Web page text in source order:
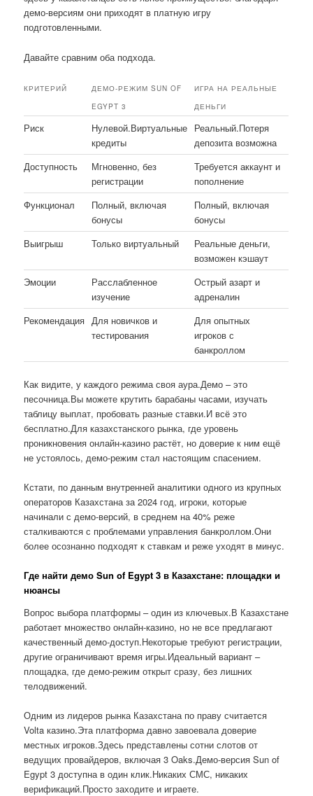
демо-версиям они приходят в платную игру
подготовленными.
Давайте сравним оба подхода.
КРИТЕРИЙ
ДЕМО-РЕЖИМ SUN OF
EGYPT 3
ИГРА НА РЕАЛЬНЫЕ
ДЕНЬГИ
Риск
Нулевой.Виртуальные
кредиты
Реальный.Потеря
депозита возможна
Доступность
Мгновенно, без
регистрации
Требуется аккаунт и
пополнение
Функционал
Полный, включая
бонусы
Полный, включая
бонусы
Выигрыш
Только виртуальный
Реальные деньги,
возможен кэшаут
Эмоции
Расслабленное
изучение
Острый азарт и
адреналин
Рекомендация Для новичков и
тестирования
Для опытных
игроков с
банкроллом
Как видите, у каждого режима своя аура.Демо – это
песочница.Вы можете крутить барабаны часами, изучать
таблицу выплат, пробовать разные ставки.И всё это
бесплатно.Для казахстанского рынка, где уровень
проникновения онлайн-казино растёт, но доверие к ним ещё
не устоялось, демо-режим стал настоящим спасением.
Кстати, по данным внутренней аналитики одного из крупных
операторов Казахстана за 2024 год, игроки, которые
начинали с демо-версий, в среднем на 40% реже
сталкиваются с проблемами управления банкроллом.Они
более осознанно подходят к ставкам и реже уходят в минус.
Где найти демо Sun of Egypt 3 в Казахстане: площадки и
нюансы
Вопрос выбора платформы – один из ключевых.В Казахстане
работает множество онлайн-казино, но не все предлагают
качественный демо-доступ.Некоторые требуют регистрации,
другие ограничивают время игры.Идеальный вариант –
площадка, где демо-режим открыт сразу, без лишних
телодвижений.
Одним из лидеров рынка Казахстана по праву считается
Volta казино.Эта платформа давно завоевала доверие
местных игроков.Здесь представлены сотни слотов от
ведущих провайдеров, включая 3 Oaks.Демо-версия Sun of
Egypt 3 доступна в один клик.Никаких СМС, никаких
верификаций.Просто заходите и играете.